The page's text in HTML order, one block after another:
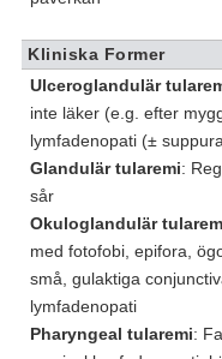
Kliniska Former
Ulceroglandulär
inte läker (e.g. efter
lymfadenopati (±
Glandulär tularemi:
sår
Okuloglandulär
med fotofobi, epifora,
små, gulaktiga
lymfadenopati
Pharyngeal tularemi: